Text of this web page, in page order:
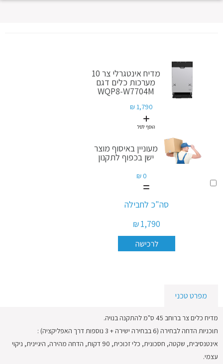
מדיח אינטגרלי צר 10
מערכות כלים דגם
WQP8-W7704M
1,790 ₪
הוסף לסל
מעוניין באיסוף מוצר
ישן בכפוף לתקנון
0 ₪
הוסף
סה"כ לחבילה
1,790 ₪
מפרט טכני
מדיח כלים צר ברוחב 45 ס"מ להתקנה בנויה.
תוכניות הדחה לבחירה (6 בבחירה ישירה + 3 נוספות דרך האפליקציה) :
אינטנסיבית, שקטה, חסכונית, כלי זכוכית, 90 דקות, הדחה מהירה, היגיינית, ניקוי
עצמי.